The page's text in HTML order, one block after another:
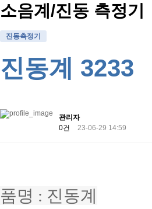
소음계/진동 측정기
진동측정기
진동계 3233
관리자
0건
23-06-29 14:59
품명 : 진동계